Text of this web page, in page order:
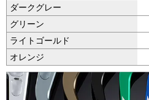
ダークグレー
グリーン
ライトゴールド
オレンジ